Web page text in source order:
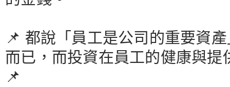
📌 都說「員工是公司的重要資
而已，而投資在員工的健康與
📌